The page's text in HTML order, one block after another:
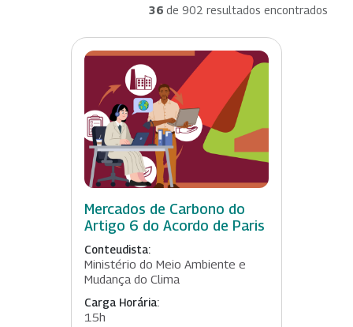
36 de 902 resultados encontrados
Mercados de Carbono do
Artigo 6 do Acordo de Paris
Conteudista:
Ministério do Meio Ambiente e
Mudança do Clima
Carga Horária:
15h